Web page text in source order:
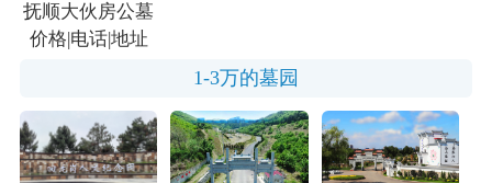
抚顺大伙房公墓
价格|电话|地址
1-3万的墓园